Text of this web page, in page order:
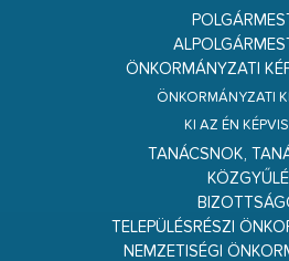
ÖNKORMÁNYZATI
ÖNKORMÁNYZATI
KI AZ ÉN
TANÁCSNOK,
TELEPÜLÉSRÉSZI
NEMZETISÉGI